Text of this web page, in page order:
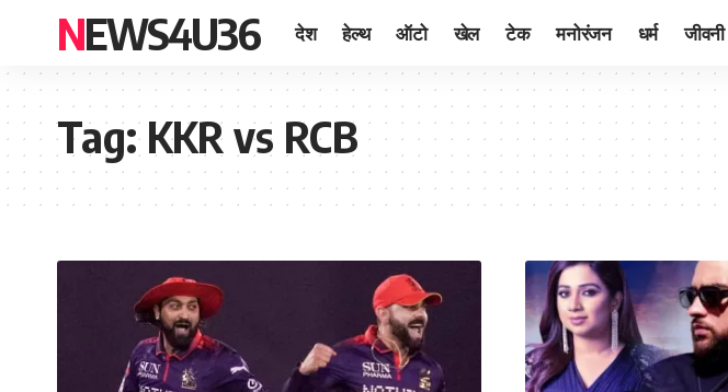
NEWS4U36 देश हेल्थ ऑटो खेल टेक मनोरंजन धर्म जीवनी
Tag:KKR vs RCB